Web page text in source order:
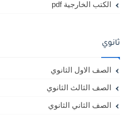
الكتب الخارجية pdf
ثانوي
الصف الاول الثانوي
الصف الثالث الثانوي
الصف الثاني الثانوي